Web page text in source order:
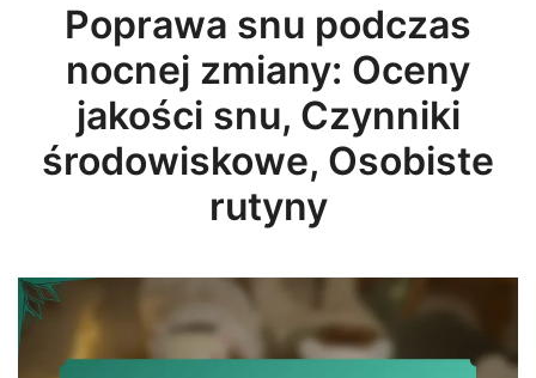
Poprawa snu podczas
nocnej zmiany: Oceny
jakości snu, Czynniki
środowiskowe, Osobiste
rutyny